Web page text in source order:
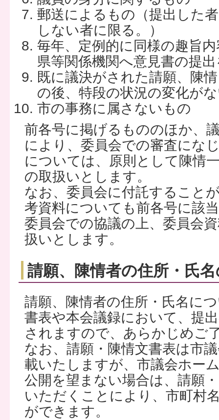
郵送によるもの（提出した
しない者に限る。）
毎年、定例的に同様の趣旨
県等関係機関へ意見書の提
既に議決がされた請願、陳
の後、特段の状況の変化が
市の事務に属さないもの
前各号に掲げるもののほか、
により、委員会での審査にな
については、原則として陳情
の取扱いとします。
なお、委員会に付託すること
考資料についても前各号に該
委員会での協議の上、委員会
扱いとします。
請願、陳情者の住所・氏
請願、陳情者の住所・氏名に
書表や本会議録において、提
されますので、あらかじめご
なお、請願・陳情文書表は市
載いたしますが、市議会ホー
公開を望まない場合は、請願
いただくことにより、市町村
ができます。